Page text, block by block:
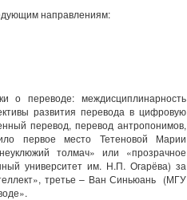
направлениям:
о переводе: междисциплинарность
развития перевода в цифровую
перевод, перевод антропонимов,
первое место Тетеновой Марии
толмач» или «прозрачное
университет им. Н.П. Огарёва) за
третье – Ван Синьюань (МГУ